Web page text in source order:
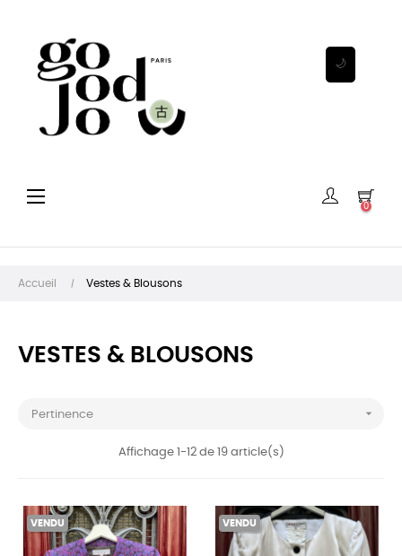
🌙
Basculer
☰
0
Accueil Vestes & Blousons
VESTES & BLOUSONS
Pertinence 
Affichage 1-12 de 19 article(s)
VENDU VENDU